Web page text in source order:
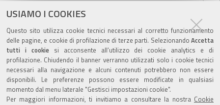
USIAMO I COOKIES
Questo sito utilizza cookie tecnici necessari al corretto funzionamento
delle pagine, e cookie di profilazione di terze parti. Selezionando Accetta
tutti i cookiesi acconsente all’utilizzo dei cookie analytics e di
profilazione. Chiudendo il banner verranno utilizzati solo i cookie tecnici
necessari alla navigazione e alcuni contenuti potrebbero non essere
disponibili. Le preferenze possono essere modificate in qualsiasi
momento dal menu laterale "Gestisci impostazioni cookie".
Per maggiori informazioni, ti invitiamo a consultare la nostra Cookie
Azioni
sul
documento
ultima modifica 30/07/2020
Valuta questo sito